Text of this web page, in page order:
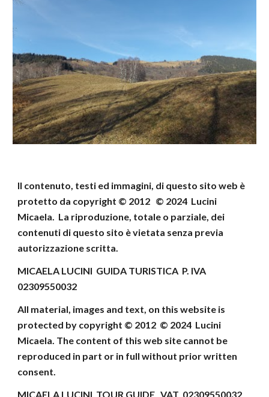
Il contenuto, testi ed immagini, di questo sito web è
protetto da copyright © 2012 © 2024 Lucini
Micaela. La riproduzione, totale o parziale, dei
contenuti di questo sito è vietata senza previa
autorizzazione scritta.
MICAELA LUCINI GUIDA TURISTICA P. IVA
02309550032
All material, images and text, on this website is
protected by copyright © 2012 © 2024 Lucini
Micaela. The content of this web site cannot be
reproduced in part or in full without prior written
consent.
MICAELA LUCINI TOUR GUIDE VAT 02309550032